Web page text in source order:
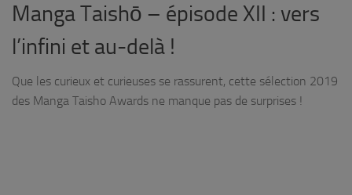
Manga Taishō – épisode XII : vers
l’infini et au-delà !
Que les curieux et curieuses se rassurent, cette sélection 2019
des Manga Taisho Awards ne manque pas de surprises !